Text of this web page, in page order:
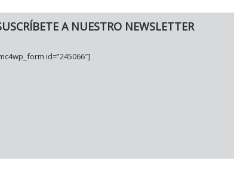
A NUESTRO NEWSLETTER
id=”245066″]